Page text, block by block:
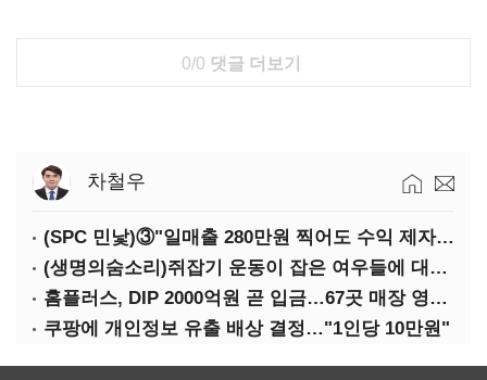
0/0 댓글 더보기
차철우
(SPC 민낯)③"일매출 280만원 찍어도 수익 제자리"…점주 울리는 '상시 할인'
(생명의숨소리)쥐잡기 운동이 잡은 여우들에 대하여
홈플러스, DIP 2000억원 곧 입금…67곳 매장 영업 재개 예정
쿠팡에 개인정보 유출 배상 결정…"1인당 10만원"